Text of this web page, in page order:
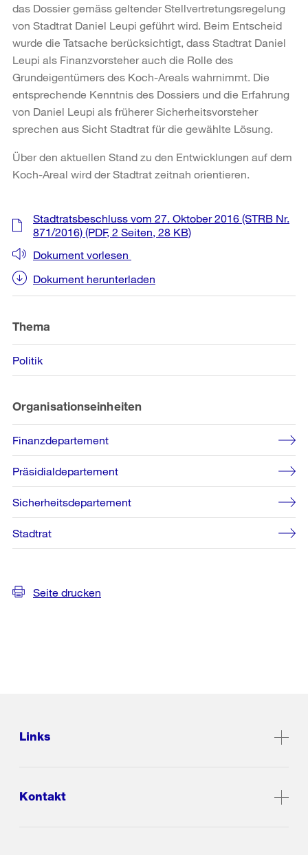
das Dossier gemäss geltender Stellvertretungsregelung
von Stadtrat Daniel Leupi geführt wird. Beim Entscheid
wurde die Tatsache berücksichtigt, dass Stadtrat Daniel
Leupi als Finanzvorsteher auch die Rolle des
Grundeigentümers des Koch-Areals wahrnimmt. Die
entsprechende Kenntnis des Dossiers und die Erfahrung
von Daniel Leupi als früherer Sicherheitsvorsteher
sprechen aus Sicht Stadtrat für die gewählte Lösung.
Über den aktuellen Stand zu den Entwicklungen auf dem
Koch-Areal wird der Stadtrat zeitnah orientieren.
Weitere
Informationen
Stadtratsbeschluss vom 27. Oktober 2016 (STRB Nr.
871/2016) (PDF, 2 Seiten, 28 KB)
Dokument vorlesen
Dokument herunterladen
Thema
Politik
Organisationseinheiten
Finanzdepartement
Präsidialdepartement
Sicherheitsdepartement
Stadtrat
Seite drucken
Links
Kontakt